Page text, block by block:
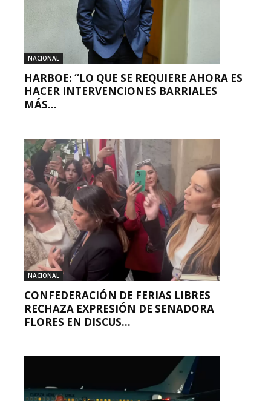
NACIONAL
HARBOE: “LO QUE SE REQUIERE AHORA ES
HACER INTERVENCIONES BARRIALES
MÁS...
NACIONAL
CONFEDERACIÓN DE FERIAS LIBRES
RECHAZA EXPRESIÓN DE SENADORA
FLORES EN DISCUS...